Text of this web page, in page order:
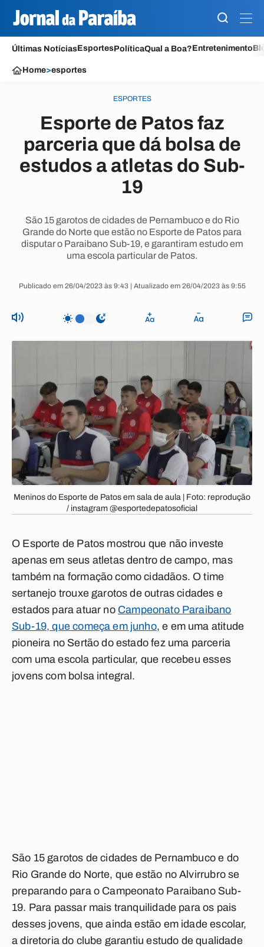
Últimas NotíciasEsportesPolíticaQual a Boa?Entretenimento
Home>esportes
ESPORTES
Esporte de Patos faz
parceria que dá bolsa de
estudos a atletas do Sub-
19
São 15 garotos de cidades de Pernambuco e do Rio
Grande do Norte que estão no Esporte de Patos para
disputar o Paraibano Sub-19, e garantiram estudo em
uma escola particular de Patos.
Publicado em 26/04/2023 às 9:43 | Atualizado em 26/04/2023 às 9:55
Meninos do Esporte de Patos em sala de aula | Foto: reprodução
/ instagram @esportedepatosoficial
O Esporte de Patos mostrou que não investe
apenas em seus atletas dentro de campo, mas
também na formação como cidadãos. O time
sertanejo trouxe garotos de outras cidades e
estados para atuar no Campeonato Paraibano
Sub-19, que começa em junho, e em uma atitude
pioneira no Sertão do estado fez uma parceria
com uma escola particular, que recebeu esses
jovens com bolsa integral.
São 15 garotos de cidades de Pernambuco e do
Rio Grande do Norte, que estão no Alvirrubro se
preparando para o Campeonato Paraibano Sub-
19. Para passar mais tranquilidade para os pais
desses jovens, que ainda estão em idade escolar,
a diretoria do clube garantiu estudo de qualidade